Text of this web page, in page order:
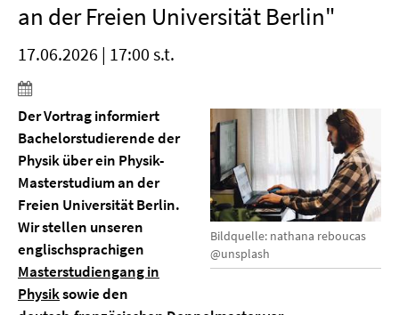
an der Freien Universität Berlin"
17.06.2026 | 17:00 s.t.
Bildquelle: nathana reboucas
@unsplash
Der Vortrag informiert
Bachelorstudierende der
Physik über ein Physik-
Masterstudium an der
Freien Universität Berlin.
Wir stellen unseren
englischsprachigen
Masterstudiengang in
Physiksowie den